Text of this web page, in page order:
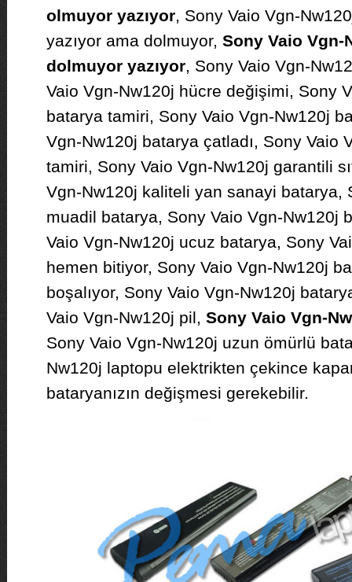
olmuyor yazıyor, Sony Vaio Vgn-
yazıyor ama dolmuyor, Sony Vaio Vgn-
dolmuyor yazıyor, Sony Vaio Vgn-
Vaio Vgn-Nw120j hücre değişimi, Sony
batarya tamiri, Sony Vaio Vgn-Nw120j
Vgn-Nw120j batarya çatladı, Sony Vaio
tamiri, Sony Vaio Vgn-Nw120j garantili
Vgn-Nw120j kaliteli yan sanayi batarya,
muadil batarya, Sony Vaio Vgn-Nw120j
Vaio Vgn-Nw120j ucuz batarya, Sony
hemen bitiyor, Sony Vaio Vgn-Nw120j
boşalıyor, Sony Vaio Vgn-Nw120j
Vaio Vgn-Nw120j pil, Sony Vaio Vgn-
Sony Vaio Vgn-Nw120j uzun ömürlü
Nw120j laptopu elektrikten çekince
bataryanızın değişmesi gerekebilir.